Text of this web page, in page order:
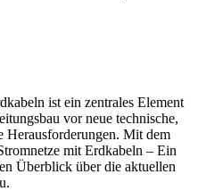
ist ein zentrales Element
vor neue technische,
Herausforderungen. Mit dem
mit Erdkabeln – Ein
Überblick über die aktuellen